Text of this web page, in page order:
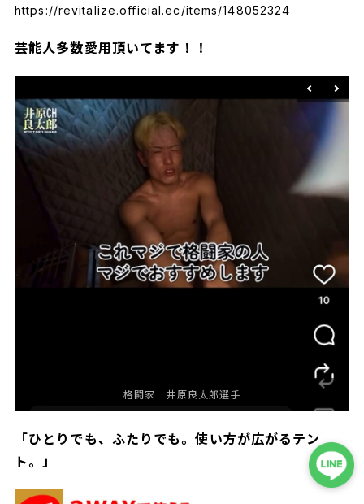
https://revitalize.official.ec/items/148052324
芸能人多数愛用頂いてます！！
格闘家 井原良太郎選手
「ひとりでも、ふたりでも。使い方が広がるテン
ト。」